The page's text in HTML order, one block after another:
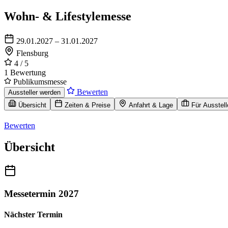
Wohn- & Lifestylemesse
29.01.2027 – 31.01.2027
Flensburg
4 / 5
1 Bewertung
Publikumsmesse
Aussteller werden Bewerten
Übersicht Zeiten & Preise Anfahrt & Lage Für
Bewerten
Übersicht
Messetermin 2027
Nächster Termin